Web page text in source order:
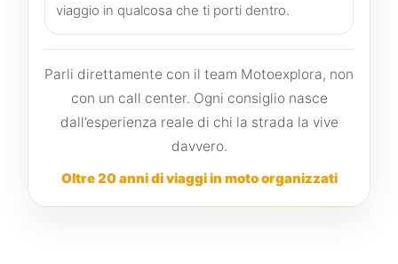
viaggio in qualcosa che ti porti dentro.
Parli direttamente con il team Motoexplora, non
con un call center. Ogni consiglio nasce
dall’esperienza reale di chi la strada la vive
davvero.
Oltre 20 anni di viaggi in moto organizzati